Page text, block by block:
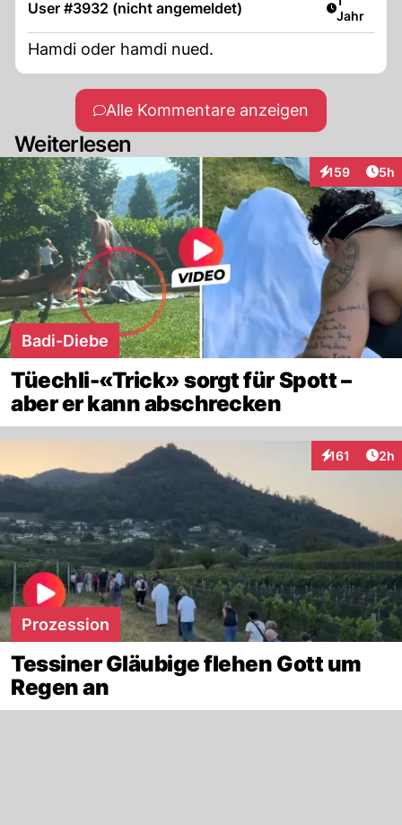
User #3932 (nicht angemeldet)
Jahr
Hamdi oder hamdi nued.
Alle Kommentare anzeigen
Weiterlesen
159
Interaktionen
5h
Badi-Diebe
Tüechli-«Trick» sorgt für Spott –
aber er kann abschrecken
161
Interaktionen
2h
Prozession
Tessiner Gläubige flehen Gott um
Regen an